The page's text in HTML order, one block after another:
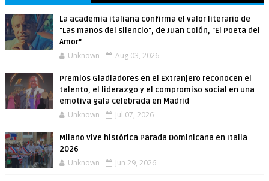
La academia italiana confirma el valor literario de
"Las manos del silencio", de Juan Colón, "El Poeta del
Amor"
Unknown Aug 03, 2026
Premios Gladiadores en el Extranjero reconocen el
talento, el liderazgo y el compromiso social en una
emotiva gala celebrada en Madrid
Unknown Jul 07, 2026
Milano vive histórica Parada Dominicana en Italia
2026
Unknown Jun 29, 2026